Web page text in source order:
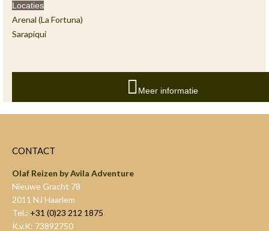
Locaties
Arenal (La Fortuna)
Sarapiqui
Meer informatie
CONTACT
Olaf Reizen by Avila Adventure
Nieuwe Gracht 78
2011 NJ Haarlem
Tel.: +31 (0)23 212 1875
K.v.K: 73892750